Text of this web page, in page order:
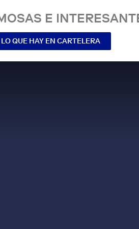
E
QUE HAY EN CARTELERA